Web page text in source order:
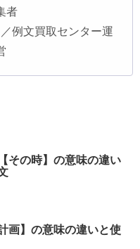
者
例文買取センター運
その時】の意味の違い
画】の意味の違いと使